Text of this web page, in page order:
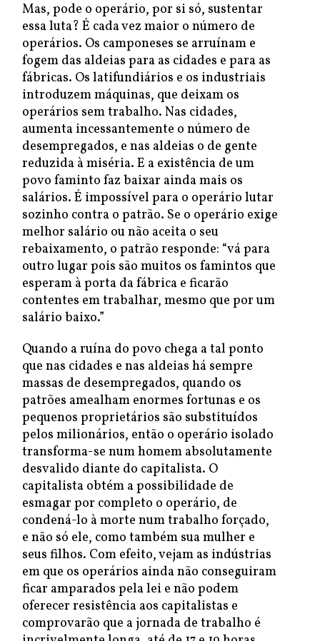
Mas, pode o operário, por si só, sustentar
essa luta? É cada vez maior o número de
operários. Os camponeses se arruínam e
fogem das aldeias para as cidades e para as
fábricas. Os latifundiários e os industriais
introduzem máquinas, que deixam os
operários sem trabalho. Nas cidades,
aumenta incessantemente o número de
desempregados, e nas aldeias o de gente
reduzida à miséria. E a existência de um
povo faminto faz baixar ainda mais os
salários. É impossível para o operário lutar
sozinho contra o patrão. Se o operário exige
melhor salário ou não aceita o seu
rebaixamento, o patrão responde: “vá para
outro lugar pois são muitos os famintos que
esperam à porta da fábrica e ficarão
contentes em trabalhar, mesmo que por um
salário baixo.”
Quando a ruína do povo chega a tal ponto
que nas cidades e nas aldeias há sempre
massas de desempregados, quando os
patrões amealham enormes fortunas e os
pequenos proprietários são substituídos
pelos milionários, então o operário isolado
transforma-se num homem absolutamente
desvalido diante do capitalista. O
capitalista obtém a possibilidade de
esmagar por completo o operário, de
condená-lo à morte num trabalho forçado,
e não só ele, como também sua mulher e
seus filhos. Com efeito, vejam as indústrias
em que os operários ainda não conseguiram
ficar amparados pela lei e não podem
oferecer resistência aos capitalistas e
comprovarão que a jornada de trabalho é